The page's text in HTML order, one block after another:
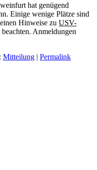
hat genügend
Einige wenige Plätze sind
Hinweise zu USV-
beachten. Anmeldungen
Mitteilung | Permalink